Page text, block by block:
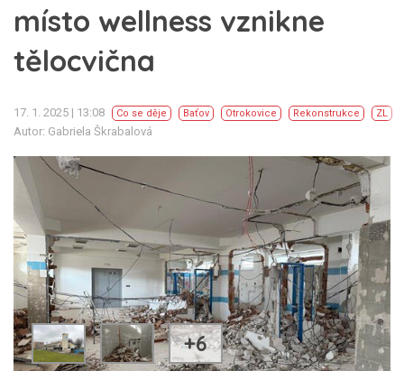
místo wellness vznikne
tělocvična
17. 1. 2025 | 13:08 Co se děje Baťov Otrokovice Rekonstrukce ZL
Autor: Gabriela Škrabalová
+6